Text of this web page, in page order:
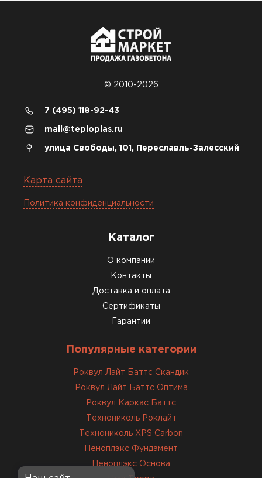
© 2010-2026
7 (495) 118-92-43
mail@teploplas.ru
улица Свободы, 101, Переславль-Залесский
Карта сайта
Политика конфиденциальности
Каталог
О компании
Контакты
Доставка и оплата
Сертификаты
Гарантии
Популярные категории
Роквул Лайт Баттс Скандик
Роквул Лайт Баттс Оптима
Роквул Каркас Баттс
Технониколь Роклайт
Технониколь XPS Carbon
Пеноплэкс Фундамент
Пеноплэкс Основа